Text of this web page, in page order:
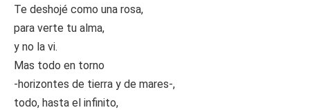
Te deshojé como una rosa,
para verte tu alma,
y no la vi.
Mas todo en torno
-horizontes de tierra y de mares-,
todo, hasta el infinito,